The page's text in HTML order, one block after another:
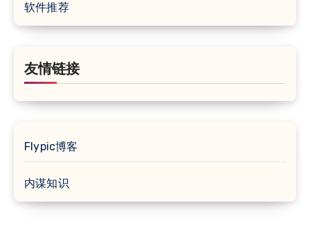
软件推荐
友情链接
Flypic博客
内谋知识